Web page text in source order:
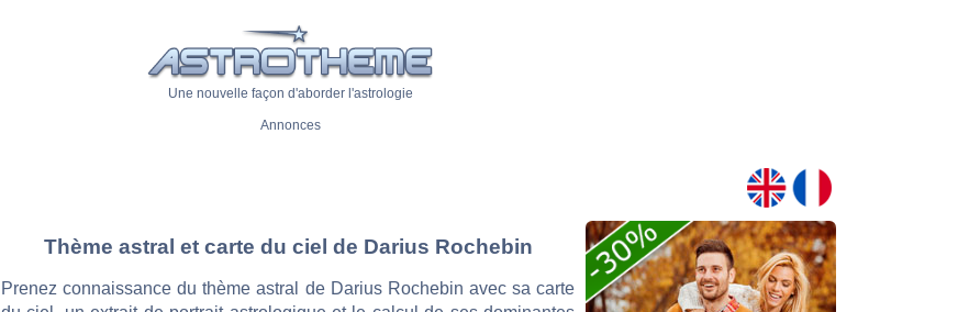
Une nouvelle façon d'aborder l'astrologie
Annonces
Thème astral et carte du ciel de Darius Rochebin
Prenez connaissance du thème astral de Darius Rochebin avec sa carte